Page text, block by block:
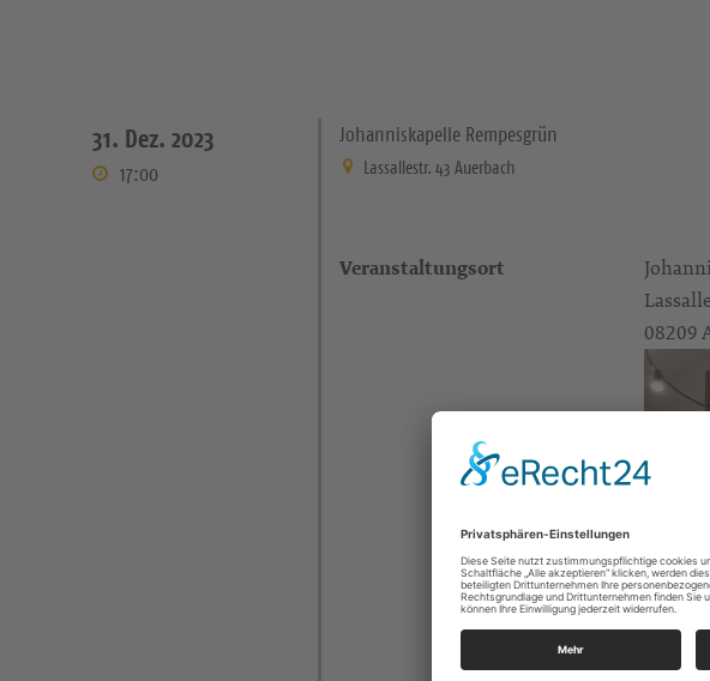
31. Dez. 2023
17:00
Johanniskapelle Rempesgrün
Lassallestr. 43 Auerbach
Veranstaltungsort
08209